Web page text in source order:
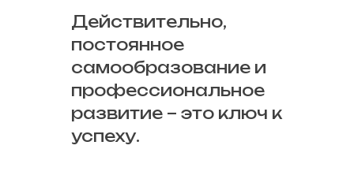
Действительно,
постоянное
самообразование и
профессиональное
развитие – это ключ к
успеху.